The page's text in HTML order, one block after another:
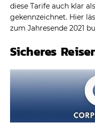
diese Tarife auch klar
gekennzeichnet. Hier
zum Jahresende 2021
Sicheres